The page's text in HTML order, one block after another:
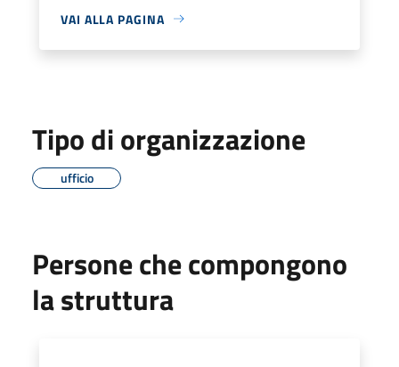
VAI ALLA PAGINA
Tipo di organizzazione
ufficio
Persone che compongono
la struttura